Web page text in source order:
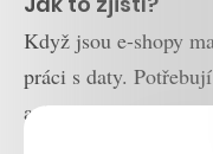
Když jsou e-shopy
práci s daty.
a distribuci,
automatizují a ladí